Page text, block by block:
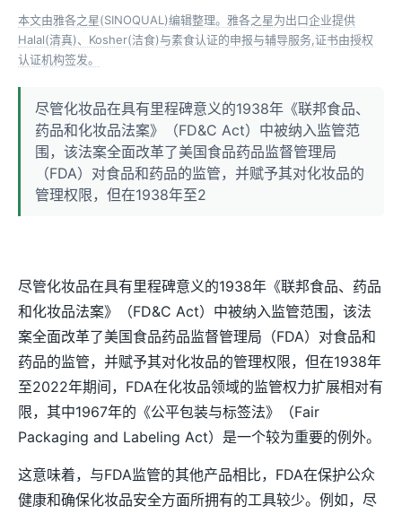
本文由雅各之星(SINOQUAL)编辑整理。雅各之星为出口企业提供
Halal(清真)、Kosher(洁食)与素食认证的申报与辅导服务,证书由授权
认证机构签发。
尽管化妆品在具有里程碑意义的1938年《联邦食品、
药品和化妆品法案》（FD&C Act）中被纳入监管范
围，该法案全面改革了美国食品药品监督管理局
（FDA）对食品和药品的监管，并赋予其对化妆品的
管理权限，但在1938年至2
尽管化妆品在具有里程碑意义的1938年《联邦食品、药品
和化妆品法案》（FD&C Act）中被纳入监管范围，该法
案全面改革了美国食品药品监督管理局（FDA）对食品和
药品的监管，并赋予其对化妆品的管理权限，但在1938年
至2022年期间，FDA在化妆品领域的监管权力扩展相对有
限，其中1967年的《公平包装与标签法》（Fair
Packaging and Labeling Act）是一个较为重要的例外。
这意味着，与FDA监管的其他产品相比，FDA在保护公众
健康和确保化妆品安全方面所拥有的工具较少。例如，尽